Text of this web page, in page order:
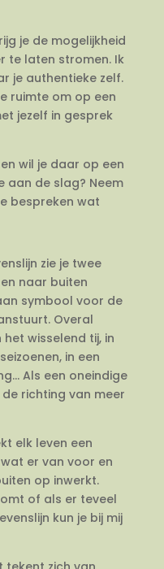
je de mogelijkheid
te laten stromen. Ik
je authentieke zelf.
ruimte om op een
jezelf in gesprek
wil je daar op een
aan de slag? Neem
bespreken wat
zie je twee
naar buiten
symbool voor de
Overal
wisselend tij, in
in een
Als een oneindige
richting van meer
elk leven een
er van voor en
op inwerkt.
of als er teveel
kun je bij mij